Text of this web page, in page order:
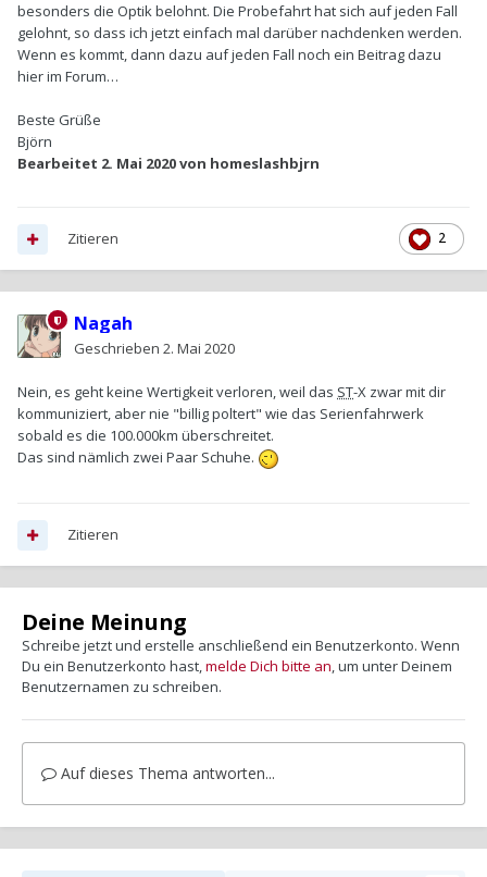
besonders die Optik belohnt. Die Probefahrt hat sich auf jeden Fall
gelohnt, so dass ich jetzt einfach mal darüber nachdenken werden.
Wenn es kommt, dann dazu auf jeden Fall noch ein Beitrag dazu
hier im Forum…
Beste Grüße
Björn
Bearbeitet 2. Mai 2020von homeslashbjrn
2
Zitieren
Nagah
Geschrieben 2. Mai 2020
Nein, es geht keine Wertigkeit verloren, weil das ST-X zwar mit dir
kommuniziert, aber nie "billig poltert" wie das Serienfahrwerk
sobald es die 100.000km überschreitet.
Das sind nämlich zwei Paar Schuhe.
Zitieren
Deine Meinung
Schreibe jetzt und erstelle anschließend ein Benutzerkonto. Wenn
Du ein Benutzerkonto hast,melde Dich bitte an, um unter Deinem
Benutzernamen zu schreiben.
Auf dieses Thema antworten...